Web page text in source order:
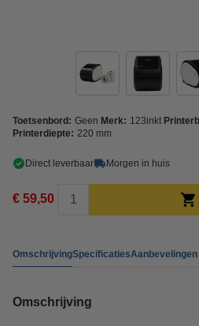
Toetsenbord: Geen Merk: 123inkt
Printerdiepte: 220 mm
Direct leverbaar Morgen in huis
€ 59,50
OmschrijvingSpecificatiesAanbevelingen
Omschrijving